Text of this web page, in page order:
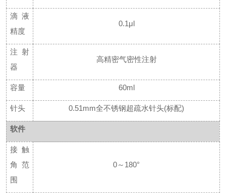
滴液
精度
0.1μl
注射
器
高精密气密性注射
容量 60ml
针头 0.51mm全不锈钢超疏水针头(标配)
软件
接触
角范
围
0～180°